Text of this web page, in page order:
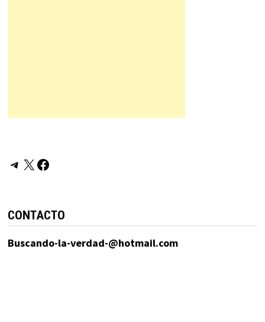
Telegram
X Facebook
CONTACTO
Buscando-la-verdad-@hotmail.com